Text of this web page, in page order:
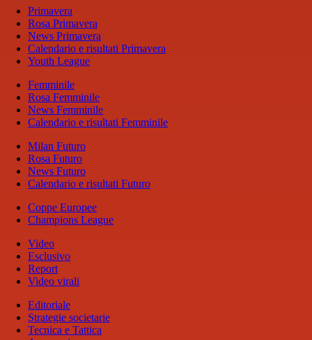
Primavera
Rosa Primavera
News Primavera
Calendario e risultati Primavera
Youth League
Femminile
Rosa Femminile
News Femminile
Calendario e risultati Femminile
Milan Futuro
Rosa Futuro
News Futuro
Calendario e risultati Futuro
Coppe Europee
Champions League
Video
Esclusivo
Report
Video virali
Editoriale
Strategie societarie
Tecnica e Tattica